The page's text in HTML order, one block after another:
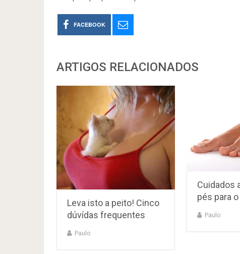
FACEBOOK
ARTIGOS RELACIONADOS
Leva isto a peito! Cinco
dúvídas frequentes
Paulo
Cuidados
pés para
Paulo